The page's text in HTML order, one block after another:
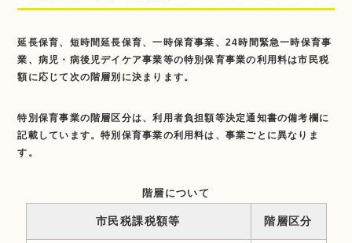
延長保育、短時間延長保育、一時保育事業、24時間緊急一時保育事
業、病児・病後児デイケア事業等の特別保育事業の利用料は市民税
額に応じて次の階層別に決まります。
特別保育事業の階層区分は、利用者負担額等決定通知書の備考欄に
記載しています。特別保育事業の利用料は、事業ごとに異なりま
す。
階層について
市民税課税額等 階層区分